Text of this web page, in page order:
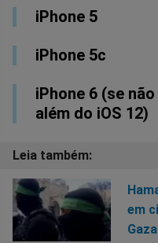
iPhone 5
iPhone 5c
iPhone 6 (se
além do iOS 12)
em
Gaza